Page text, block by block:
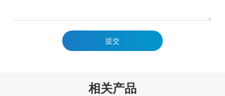
提交
相关产品